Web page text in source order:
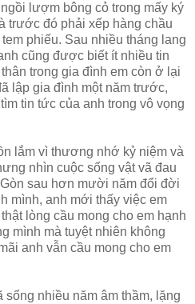
lượm bông cỏ trong mấy ký
trước đó phải xếp hàng chầu
phiếu. Sau nhiều tháng lang
cũng được biết ít nhiều tin
trong gia đình em còn ở lại
lập gia đình một năm trước,
tin tức của anh trong vô vọng
lắm vì thương nhớ kỷ niệm và
nhìn cuộc sống vật vã đau
sau hơn mười năm đổi đời
mình, anh mới thấy việc em
lòng cầu mong cho em hạnh
mình mà tuyệt nhiên không
anh vẫn cầu mong cho em
nhiều năm âm thầm, lặng